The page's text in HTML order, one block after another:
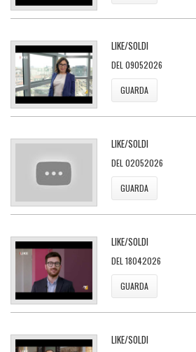
LIKE/SOLDI
DEL 09052026
GUARDA
LIKE/SOLDI
DEL 02052026
GUARDA
LIKE/SOLDI
DEL 18042026
GUARDA
LIKE/SOLDI